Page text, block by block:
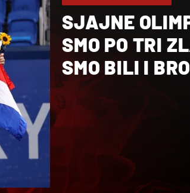
SJAJNE
SMO PO TRI
SMO BILI I